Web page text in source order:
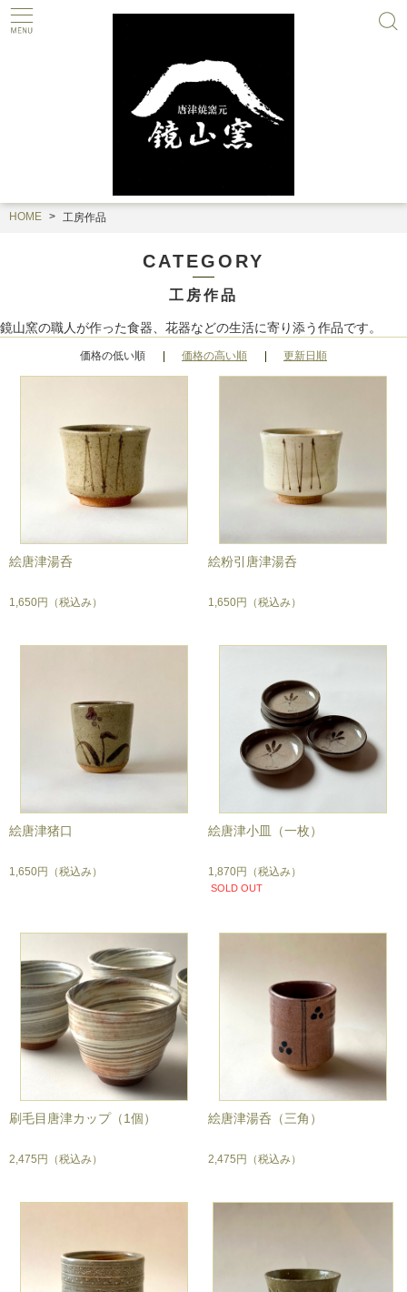
HOME 工房作品
CATEGORY
工房作品
鏡山窯の職人が作った食器、花器などの生活に寄り添う作品です。
価格の低い順 価格の高い順 更新日順
絵唐津湯呑
1,650円 （税込み）
絵粉引唐津湯呑
1,650円 （税込み）
絵唐津猪口
1,650円 （税込み）
絵唐津小皿（一枚）
1,870円 （税込み）
SOLD OUT
刷毛目唐津カップ（1個）
2,475円 （税込み）
絵唐津湯呑（三角）
2,475円 （税込み）